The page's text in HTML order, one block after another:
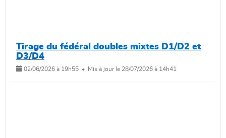
Tirage du fédéral doubles mixtes D1/D2 et
D3/D4
02/06/2026 à 19h55 • Mis à jour le 28/07/2026 à 14h41